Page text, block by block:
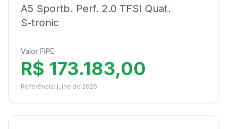
A5 Sportb. Perf. 2.0 TFSI Quat.
S-tronic
Valor FIPE
R$ 173.183,00
Referência: julho de 2026